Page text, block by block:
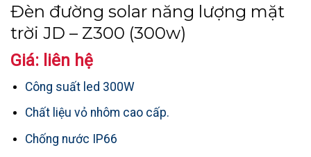
Đèn đường solar năng lượng mặt
trời JD – Z300 (300w)
Giá: liên hệ
Công suất led 300W
Chất liệu vỏ nhôm cao cấp.
Chống nước IP66